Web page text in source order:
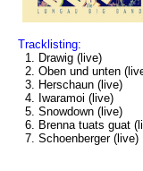
Tracklisting:
1. Drawig (live)
2. Oben und unten
3. Herschaun (live)
4. Iwaramoi (live)
5. Snowdown (live)
6. Brenna tuats guat
7. Schoenberger (live)